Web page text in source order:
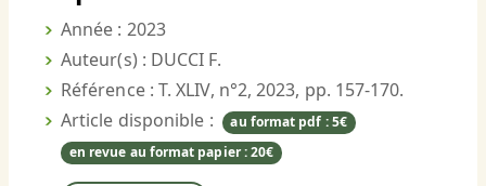
Année : 2023
Auteur(s) : DUCCI F.
Référence : T. XLIV, n°2, 2023, pp. 157-170.
Article disponible :
au format pdf : 5€
en revue au format papier : 20€